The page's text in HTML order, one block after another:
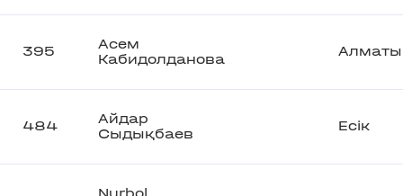
395
Асем
Кабидолданова
Алматы
484
Айдар
Сыдықбаев
Есік